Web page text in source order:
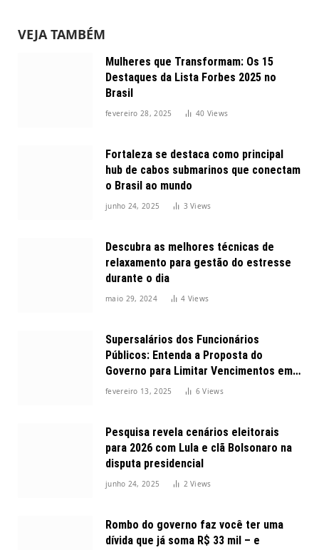
VEJA TAMBÉM
Mulheres que Transformam: Os 15
Destaques da Lista Forbes 2025 no
Brasil
fevereiro 28, 2025 40 Views
Fortaleza se destaca como principal
hub de cabos submarinos que conectam
o Brasil ao mundo
junho 24, 2025 3Views
Descubra as melhores técnicas de
relaxamento para gestão do estresse
durante o dia
maio 29, 2024 4 Views
Supersalários dos Funcionários
Públicos: Entenda a Proposta do
Governo para Limitar Vencimentos em
2025
fevereiro 13, 2025 6Views
Pesquisa revela cenários eleitorais
para 2026 com Lula e clã Bolsonaro na
disputa presidencial
junho 24, 2025 2Views
Rombo do governo faz você ter uma
dívida que já soma R$ 33 mil – e